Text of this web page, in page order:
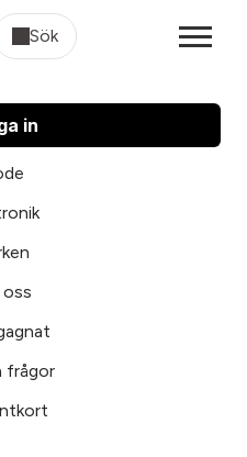
Sök
in
frågor